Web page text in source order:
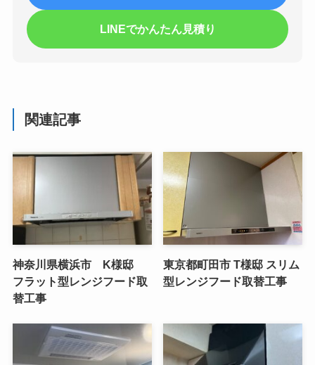
LINEでかんたん見積り
関連記事
神奈川県横浜市 K様邸
フラット型レンジフード取
替工事
東京都町田市 T様邸 スリム
型レンジフード取替工事